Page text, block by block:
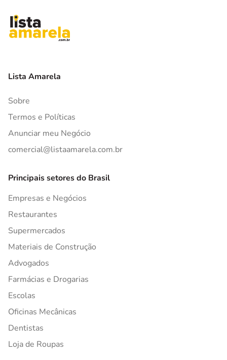
Lista Amarela
Sobre
Termos e Políticas
Anunciar meu Negócio
comercial@listaamarela.com.br
Principais setores do Brasil
Empresas e Negócios
Restaurantes
Supermercados
Materiais de Construção
Advogados
Farmácias e Drogarias
Escolas
Oficinas Mecânicas
Dentistas
Loja de Roupas